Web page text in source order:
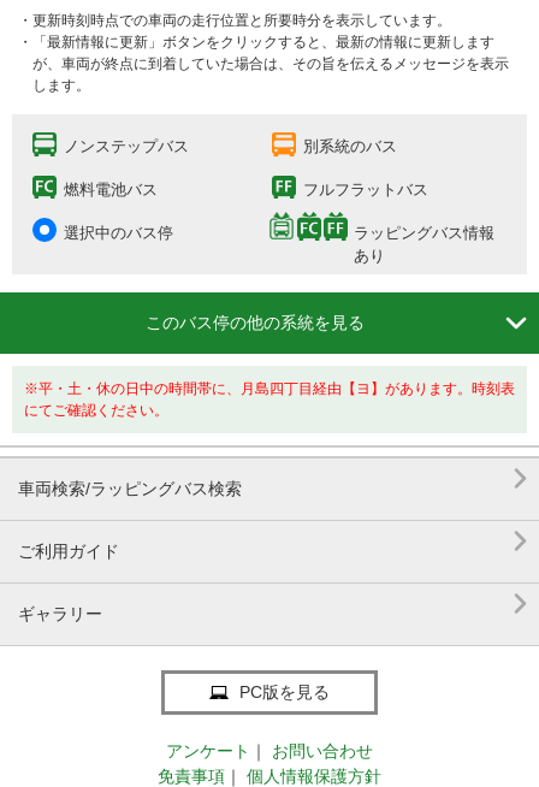
・更新時刻時点での車両の走行位置と所要時分を表示しています。
・「最新情報に更新」ボタンをクリックすると、最新の情報に更新します
が、車両が終点に到着していた場合は、その旨を伝えるメッセージを表示
します。
ノンステップバス 別系統のバス
燃料電池バス フルフラットバス
選択中のバス停
ラッピングバス情報
あり
このバス停の他の系統を見る 
※平・土・休の日中の時間帯に、月島四丁目経由【ヨ】があります。時刻表
にてご確認ください。
車両検索/ラッピングバス検索 
ご利用ガイド 
ギャラリー 
PC版を見る
アンケート ｜
お問い合わせ
免責事項 ｜ 個人情報保護方針